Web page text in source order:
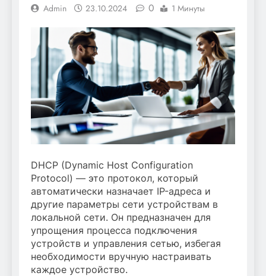
Admin 23.10.2024 0 1 Минуты
DHCP (Dynamic Host Configuration
Protocol) — это протокол, который
автоматически назначает IP-адреса и
другие параметры сети устройствам в
локальной сети. Он предназначен для
упрощения процесса подключения
устройств и управления сетью, избегая
необходимости вручную настраивать
каждое устройство.